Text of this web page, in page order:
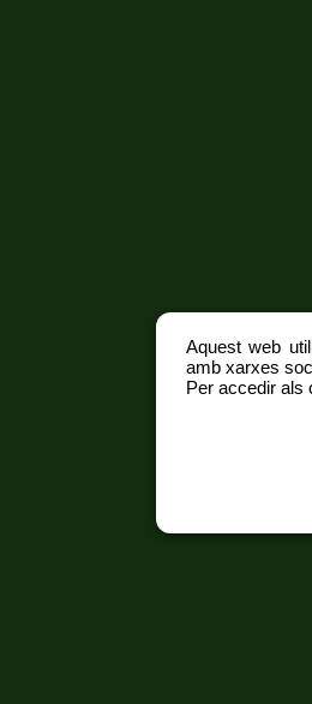
Aquest web
amb xarxes
Per accedir als